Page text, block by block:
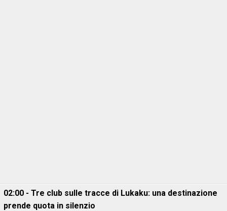
02:00 - Tre club sulle tracce di Lukaku: una destinazione
prende quota in silenzio